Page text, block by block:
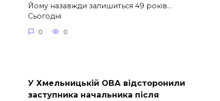
Йому назавжди залишиться 49 років…
Сьогодні
0 0
У Хмельницькій ОВА відсторонили
заступника начальника після